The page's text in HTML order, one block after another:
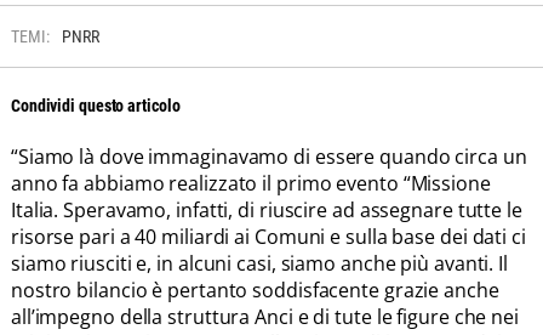
TEMI: PNRR
Condividi questo articolo
“Siamo là dove immaginavamo di essere quando circa un
anno fa abbiamo realizzato il primo evento “Missione
Italia. Speravamo, infatti, di riuscire ad assegnare tutte le
risorse pari a 40 miliardi ai Comuni e sulla base dei dati ci
siamo riusciti e, in alcuni casi, siamo anche più avanti. Il
nostro bilancio è pertanto soddisfacente grazie anche
all’impegno della struttura Anci e di tute le figure che nei